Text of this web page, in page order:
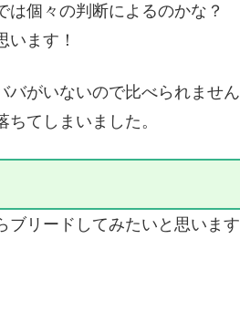
個々の判断によるのかな？
ます！
バがいないので比べられません
てしまいました。
ブリードしてみたいと思います